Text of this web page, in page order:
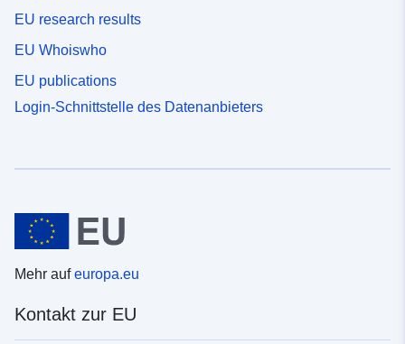
EU research results
EU Whoiswho
EU publications
Login-Schnittstelle des Datenanbieters
Mehr aufeuropa.eu
Kontakt zur EU